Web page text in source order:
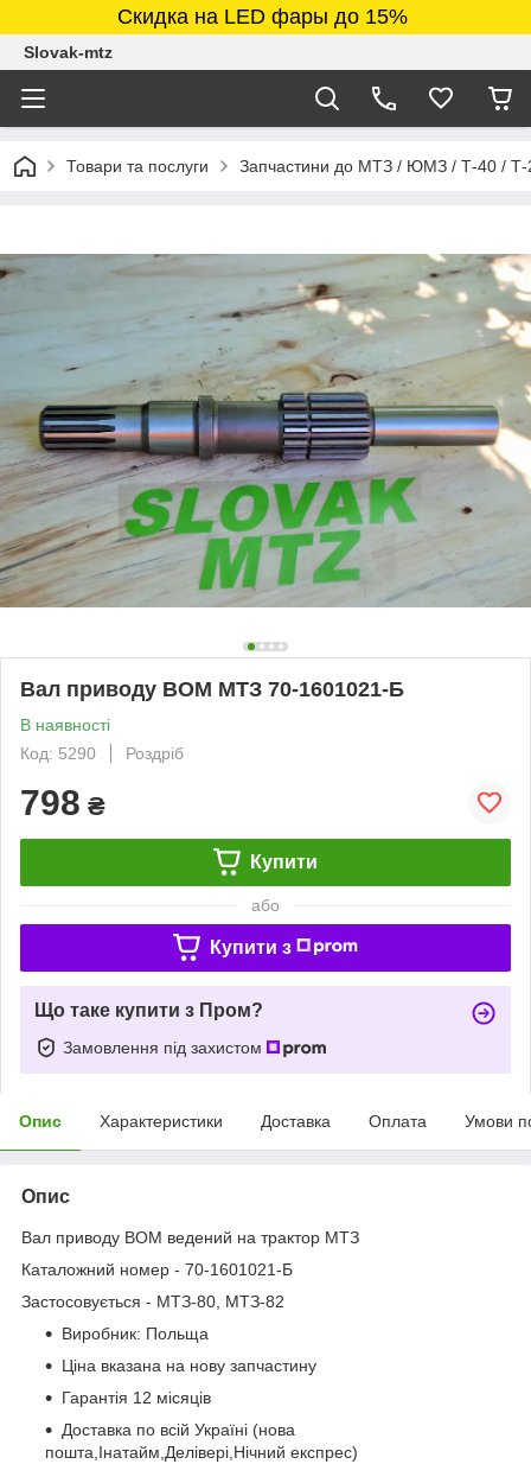
Скидка на LED фары до 15%
Slovak-mtz
Товари та послуги Запчастини до МТЗ / ЮМЗ / Т-40 /
Вал приводу ВОМ МТЗ 70-1601021-Б
В наявності
Код: 5290
Роздріб
798 ₴
Купити
або
Купити з
Що таке купити з Пром?
Замовлення під захистом
Опис Характеристики Доставка Оплата Умови
Опис
Вал приводу ВОМ ведений на трактор МТЗ
Каталожний номер - 70-1601021-Б
Застосовується - МТЗ-80, МТЗ-82
Виробник: Польща
Ціна вказана на нову запчастину
Гарантія 12 місяців
Доставка по всій Україні (нова
пошта,Інатайм,Делівері,Нічний експрес)